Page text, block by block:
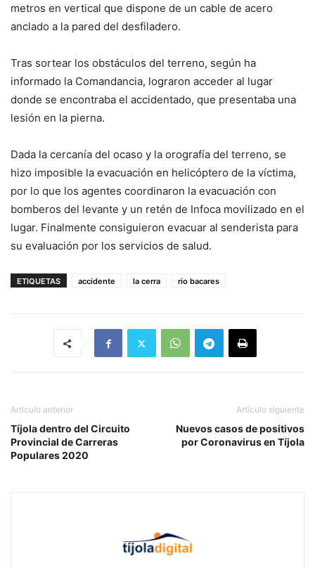
metros en vertical que dispone de un cable de acero
anclado a la pared del desfiladero.
Tras sortear los obstáculos del terreno, según ha
informado la Comandancia, lograron acceder al lugar
donde se encontraba el accidentado, que presentaba una
lesión en la pierna.
Dada la cercanía del ocaso y la orografía del terreno, se
hizo imposible la evacuación en helicóptero de la víctima,
por lo que los agentes coordinaron la evacuación con
bomberos del levante y un retén de Infoca movilizado en el
lugar. Finalmente consiguieron evacuar al senderista para
su evaluación por los servicios de salud.
ETIQUETAS accidente la cerra rio bacares
Artículo anterior
Tíjola dentro del Circuito
Provincial de Carreras
Populares 2020
Artículo siguiente
Nuevos casos de positivos
por Coronavirus en Tíjola